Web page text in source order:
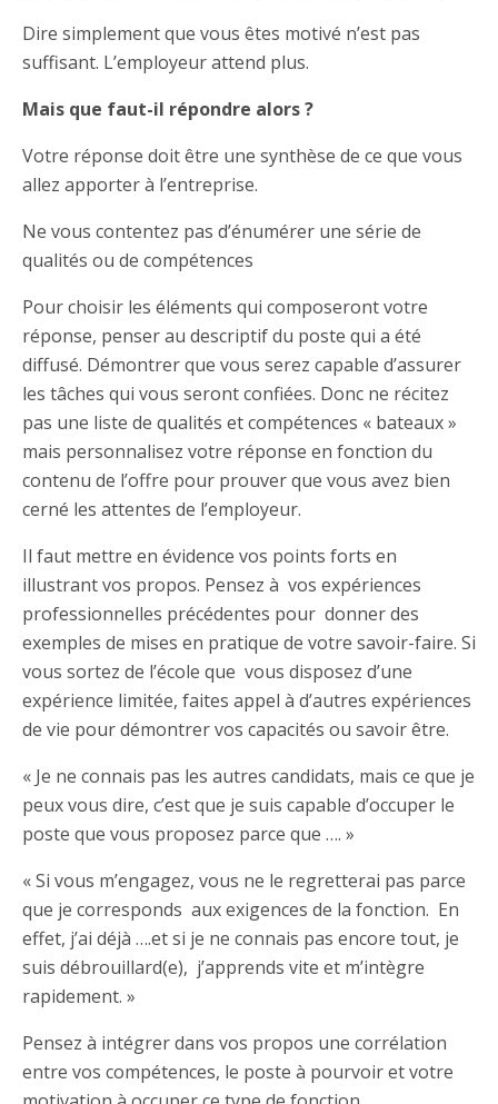
Dire simplement que vous êtes motivé n’est pas
suffisant. L’employeur attend plus.
Mais que faut-il répondre alors ?
Votre réponse doit être une synthèse de ce que vous
allez apporter à l’entreprise.
Ne vous contentez pas d’énumérer une série de
qualités ou de compétences
Pour choisir les éléments qui composeront votre
réponse, penser au descriptif du poste qui a été
diffusé. Démontrer que vous serez capable d’assurer
les tâches qui vous seront confiées. Donc ne récitez
pas une liste de qualités et compétences « bateaux »
mais personnalisez votre réponse en fonction du
contenu de l’offre pour prouver que vous avez bien
cerné les attentes de l’employeur.
Il faut mettre en évidence vos points forts en
illustrant vos propos. Pensez à vos expériences
professionnelles précédentes pour donner des
exemples de mises en pratique de votre savoir-faire. Si
vous sortez de l’école que vous disposez d’une
expérience limitée, faites appel à d’autres expériences
de vie pour démontrer vos capacités ou savoir être.
« Je ne connais pas les autres candidats, mais ce que je
peux vous dire, c’est que je suis capable d’occuper le
poste que vous proposez parce que …. »
« Si vous m’engagez, vous ne le regretterai pas parce
que je corresponds aux exigences de la fonction. En
effet, j’ai déjà ….et si je ne connais pas encore tout, je
suis débrouillard(e), j’apprends vite et m’intègre
rapidement. »
Pensez à intégrer dans vos propos une corrélation
entre vos compétences, le poste à pourvoir et votre